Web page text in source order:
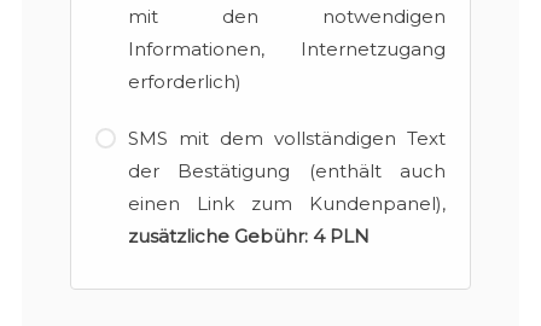
mit den notwendigen
Informationen, Internetzugang
erforderlich)
SMS mit dem vollständigen Text
der Bestätigung (enthält auch
einen Link zum Kundenpanel),
zusätzliche Gebühr: 4 PLN